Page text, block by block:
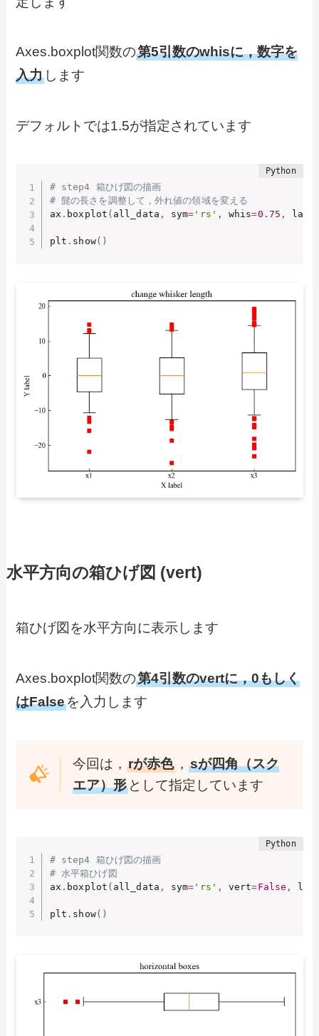
Axes.boxplot関数の第5引数のwhisに，数字を
入力 します
デフォルトでは1.5が指定されています
# step4 箱ひげ図の描画
# 髭の長さを調整して，外れ値の領域を変える
ax . boxplot ( all_data , sym= 'rs' , whis=0.75 ,
plt . show( )
水平方向の箱ひげ図 (vert)
箱ひげ図を水平方向に表示します
Axes.boxplot関数の第4引数のvertに，0もしく
はFalseを入力します
今回は，rが赤色 ，sが四角（スク
エア）形 として指定しています
# step4 箱ひげ図の描画
# 水平箱ひげ図
ax . boxplot ( all_data , sym= 'rs' , vert=False ,
plt . show( )